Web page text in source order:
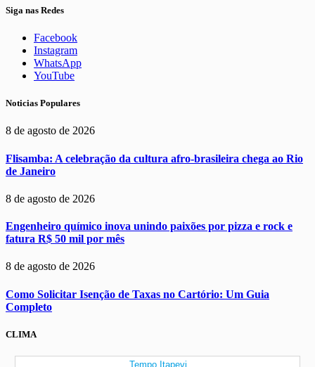
Siga nas Redes
Facebook
Instagram
WhatsApp
YouTube
Noticias Populares
8 de agosto de 2026
Flisamba: A celebração da cultura afro-brasileira chega ao Rio
de Janeiro
8 de agosto de 2026
Engenheiro químico inova unindo paixões por pizza e rock e
fatura R$ 50 mil por mês
8 de agosto de 2026
Como Solicitar Isenção de Taxas no Cartório: Um Guia
Completo
CLIMA